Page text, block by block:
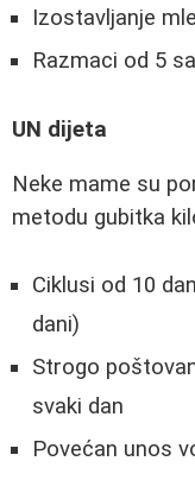
Izostavljanje
Razmaci od 5
UN dijeta
Neke mame su
metodu gubitka
Ciklusi od 10
dani)
Strogo
svaki dan
Povećan unos